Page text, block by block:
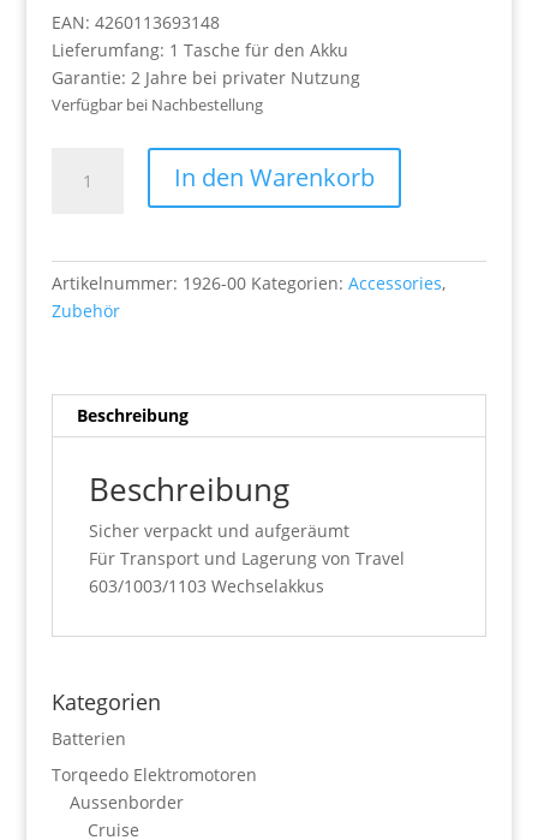
EAN: 4260113693148
Lieferumfang: 1 Tasche für den Akku
Garantie: 2 Jahre bei privater Nutzung
Verfügbar bei Nachbestellung
Batterietasche
In den Warenkorb
Artikelnummer: 1926-00 Kategorien: Accessories,
Zubehör
Beschreibung
Beschreibung
Sicher verpackt und aufgeräumt
Für Transport und Lagerung von Travel
603/1003/1103 Wechselakkus
Kategorien
Batterien
Torqeedo Elektromotoren
Aussenborder
Cruise